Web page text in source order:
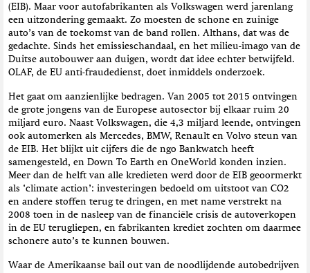
(EIB). Maar voor autofabrikanten als Volkswagen werd jarenlang
een uitzondering gemaakt. Zo moesten de schone en zuinige
auto’s van de toekomst van de band rollen. Althans, dat was de
gedachte. Sinds het emissieschandaal, en het milieu-imago van de
Duitse autobouwer aan duigen, wordt dat idee echter betwijfeld.
OLAF, de EU anti-fraudedienst, doet inmiddels onderzoek.
Het gaat om aanzienlijke bedragen. Van 2005 tot 2015 ontvingen
de grote jongens van de Europese autosector bij elkaar ruim 20
miljard euro. Naast Volkswagen, die 4,3 miljard leende, ontvingen
ook automerken als Mercedes, BMW, Renault en Volvo steun van
de EIB. Het blijkt uit cijfers die de ngo Bankwatch heeft
samengesteld, en Down To Earth en OneWorld konden inzien.
Meer dan de helft van alle kredieten werd door de EIB geoormerkt
als ‘climate action’: investeringen bedoeld om uitstoot van CO2
en andere stoffen terug te dringen, en met name verstrekt na
2008 toen in de nasleep van de financiële crisis de autoverkopen
in de EU terugliepen, en fabrikanten krediet zochten om daarmee
schonere auto’s te kunnen bouwen.
Waar de Amerikaanse bail out van de noodlijdende autobedrijven